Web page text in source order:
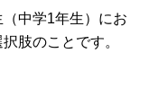
中学1年生）にお
肢のことです。